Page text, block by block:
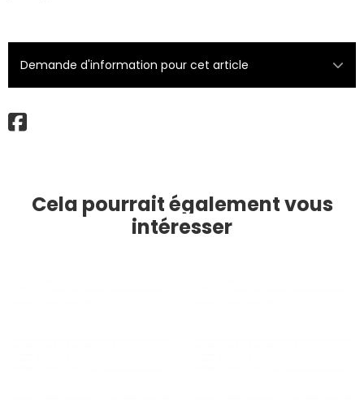
Demande d'information pour cet article
Cela pourrait également vous
intéresser